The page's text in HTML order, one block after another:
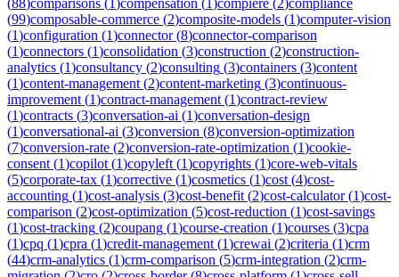
(99)composable-commerce (2)composite-models (1)computer-vision
(1)configuration (1)connector(8)connector-comparison
(1)connectors (1)consolidation (3)construction (2)construction-
analytics (1)consultancy (2)consulting (3)containers (3)content
(1)content-management (2)content-marketing (3)continuous-
improvement (1)contract-management (1)contract-review
(1)contracts (3)conversation-ai (1)conversation-design
(1)conversational-ai (3)conversion (8)conversion-optimization
(7)conversion-rate (2)conversion-rate-optimization (1)cookie-
consent (1)copilot (1)copyleft (1)copyrights (1)core-web-vitals
(5)corporate-tax (1)corrective (1)cosmetics (1)cost (4)cost-
accounting (1)cost-analysis (3)cost-benefit (2)cost-calculator(1)cost-
comparison (2)cost-optimization (5)cost-reduction (1)cost-savings
(1)cost-tracking (2)coupang (1)course-creation (1)courses (3)cpa
(1)cpq (1)cpra (1)credit-management (1)crewai (2)criteria (1)crm
(44)crm-analytics (1)crm-comparison (5)crm-integration (2)crm-